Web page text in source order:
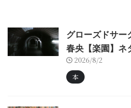
グローズドサー
春央【楽園】ネ
2026/8/2
本